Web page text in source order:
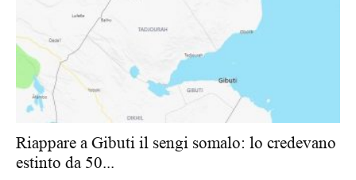
Riappare a Gibuti il sengi somalo: lo credevano
estinto da 50...